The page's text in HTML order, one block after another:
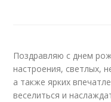
Поздравляю с днем
настроения, светлых,
а также ярких
веселиться и